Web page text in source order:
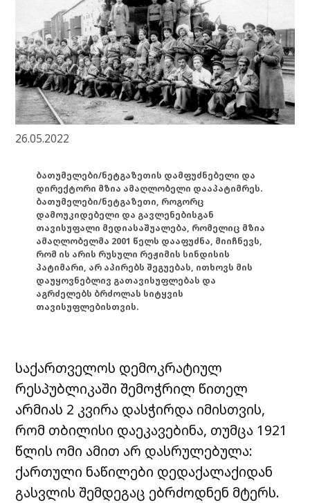
26.05.2022
ბათუმელები/ნეტგაზეთის დამფუძნებელი და
დირექტორი მზია ამაღლობელი დააპატიმრეს.
ბათუმელები/ნეტგაზეთი, როგორც
დამოუკიდებელი და გავლენებისგან
თავისუფალი მედიასაშუალება, რომელიც მზია
ამაღლობელმა 2001 წელს დააფუძნა, მიიჩნევს,
რომ ის არის რუსული რეჟიმის სინდისის
პატიმარი, არ აპირებს შეგუებას, ითხოვს მის
დაუყოვნებლივ გათავისუფლებას და
აგრძელებს ბრძოლას სიტყვის
თავისუფლებისთვის.
საქართველოს დემოკრატიულ
რესპუბლიკაში შემოჭრილ წითელ
არმიას 2 კვირა დასჭირდა იმისთვის,
რომ თბილისი დაეკავებინა, თუმცა 1921
წლის ომი ამით არ დასრულებულა:
ქართული ნაწილები დედაქალაქიდან
გასვლის შემდეგაც ებრძოდნენ მტერს.